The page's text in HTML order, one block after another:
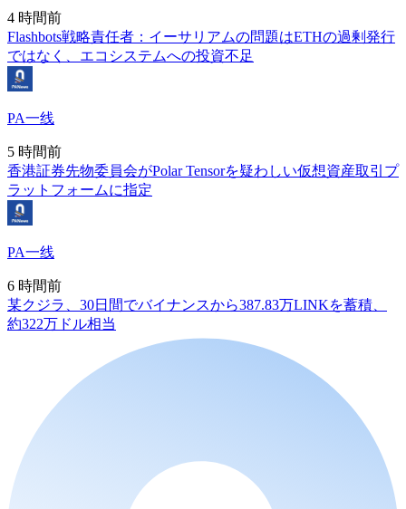
4 時間前
Flashbots戦略責任者：イーサリアムの問題はETHの過剰発行
ではなく、エコシステムへの投資不足
PA一线
5 時間前
香港証券先物委員会がPolar Tensorを疑わしい仮想資産取引プ
ラットフォームに指定
PA一线
6 時間前
某クジラ、30日間でバイナンスから387.83万LINKを蓄積、
約322万ドル相当